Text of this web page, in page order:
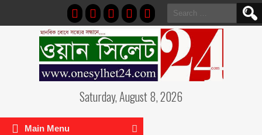
Search
for:
Saturday, August 8, 2026
Main Menu